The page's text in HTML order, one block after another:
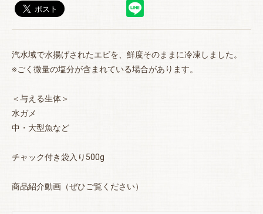
お買い物を続ける カートへ進む
汽水域で水揚げされたエビを、鮮度そのままに冷凍しました。
※ごく微量の塩分が含まれている場合があります。
＜与える生体＞
水ガメ
中・大型魚など
チャック付き袋入り500g
商品紹介動画（ぜひご覧ください）